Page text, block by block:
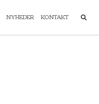
NYHEDER KONTAKT